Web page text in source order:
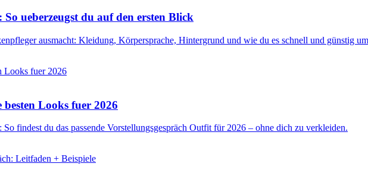
ueberzeugst du auf den ersten Blick
ausmacht: Kleidung, Körpersprache, Hintergrund und wie du es schnell und günstig
Looks fuer 2026
findest du das passende Vorstellungsgespräch Outfit für 2026 – ohne dich zu verkleiden.